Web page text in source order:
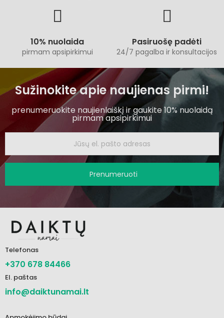
10% nuolaida
pirmam apsipirkimui
Pasiruošę padėti
24/7 pagalba ir konsultacijos
Sužinokite apie naujienas pirmi!
prenumeruokite naujienlaiškį ir gaukite 10% nuolaidą
pirmam apsipirkimui
Prenumeruoti
Telefonas
+370 678 84466
El. paštas
info@daiktunamai.lt